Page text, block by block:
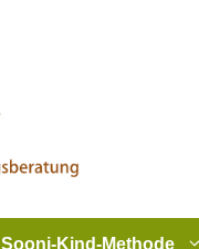
Sooni-Kind-Methode